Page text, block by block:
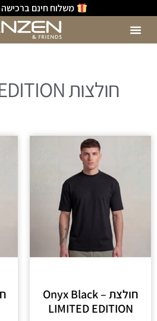
משלוח חינם ברכישה
חולצות LIMITED EDITION
חולצת Onyx Black –
LIMITED EDITION